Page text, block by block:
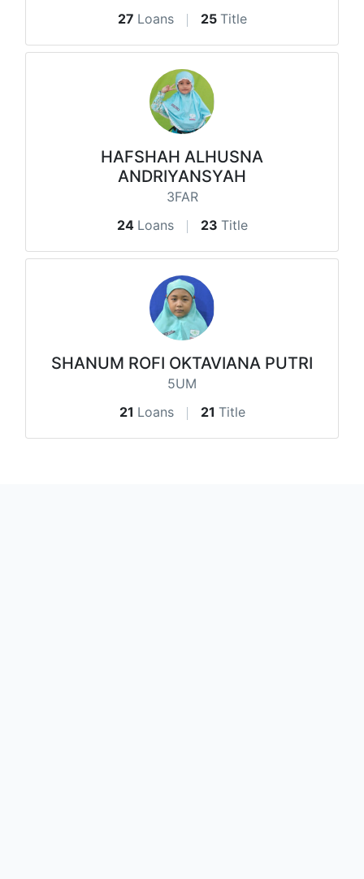
27 Loans 25 Title
HAFSHAH ALHUSNA
ANDRIYANSYAH
3FAR
24 Loans 23 Title
SHANUM ROFI OKTAVIANA PUTRI
5UM
21 Loans 21 Title